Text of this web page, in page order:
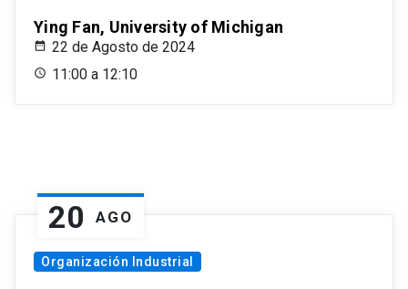
Ying Fan, University of Michigan
22 de Agosto de 2024
11:00 a 12:10
20 AGO
Organización Industrial